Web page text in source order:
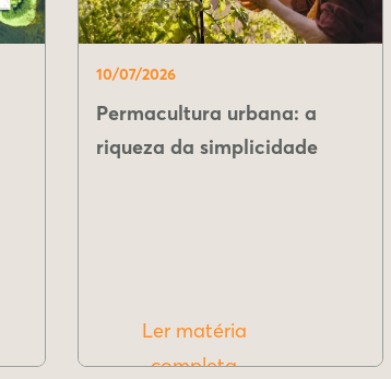
10/07/2026
Permacultura urbana: a
riqueza da simplicidade
Ler matéria
completa